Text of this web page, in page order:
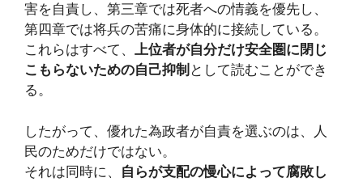
害を自責し、第三章では死者への情義を優先し、
第四章では将兵の苦痛に身体的に接続している。
これらはすべて、 上位者が自分だけ安全圏に閉じ
こもらないための自己抑制 として読むことができ
る。
したがって、優れた為政者が自責を選ぶのは、人
民のためだけではない。
それは同時に、 自らが支配の慢心によって腐敗し